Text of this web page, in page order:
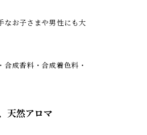
なお子さまや男性にも大
成香料・合成着色料・
天然アロマ